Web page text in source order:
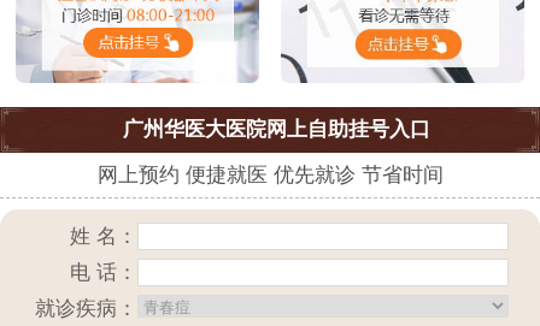
广州华医大医院网上自助挂号入口
网上预约 便捷就医 优先就诊 节省时间
姓 名：
电 话：
就诊疾病：